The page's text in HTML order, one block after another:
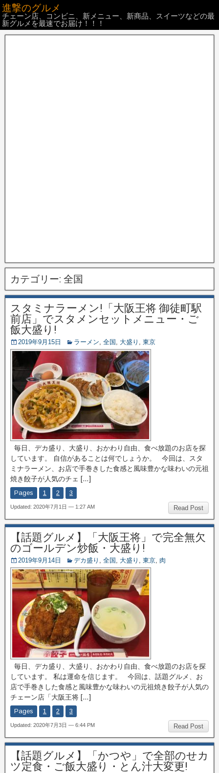
進撃のグルメ
チェーン店、コンビニ、新メニュー、新商品、スイーツなどの最
新グルメを最速でお届け！！！
カテゴリー: 全国
スタミナラーメン!「大阪王将 御徒町駅
前店」でスタメンセットメニュー・ご
飯大盛り!
2019年9月15日 ラーメン, 全国 , 大盛り , 東京
毎日、デカ盛り、大盛り、おかわり自由、食べ放題のお店を探
しています。 自信があることは何でしょうか。 今回は、スタ
ミナラーメン、お店で手巻きした食感と風味豊かな味わいの元祖
焼き餃子が人気のチェ […]
Pages 1 2 3
Read Post
Updated: 2020年7月1日 — 1:27 AM
【話題グルメ】「大阪王将」で完全無欠
のゴールデン炒飯・大盛り!
2019年9月14日 デカ盛り , 全国 , 大盛り , 東京, 肉
毎日、デカ盛り、大盛り、おかわり自由、食べ放題のお店を探
しています。 私は運命を信じます。 今回は、話題グルメ、お
店で手巻きした食感と風味豊かな味わいの元祖焼き餃子が人気の
チェーン店「大阪王将 […]
Pages 1 2 3
Read Post
Updated: 2020年7月3日 — 6:44 PM
【話題グルメ】「かつや」で全部のせカ
ツ定食・ご飯大盛り・とん汁大変更!